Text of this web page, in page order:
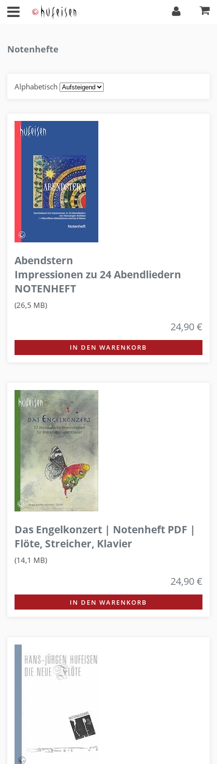
Notenhefte
Alphabetisch
Abendstern
Impressionen zu 24 Abendliedern
NOTENHEFT
(26,5 MB)
24,90 €
IN DEN WARENKORB
Das Engelkonzert | Notenheft PDF |
Flöte, Streicher, Klavier
(14,1 MB)
24,90 €
IN DEN WARENKORB